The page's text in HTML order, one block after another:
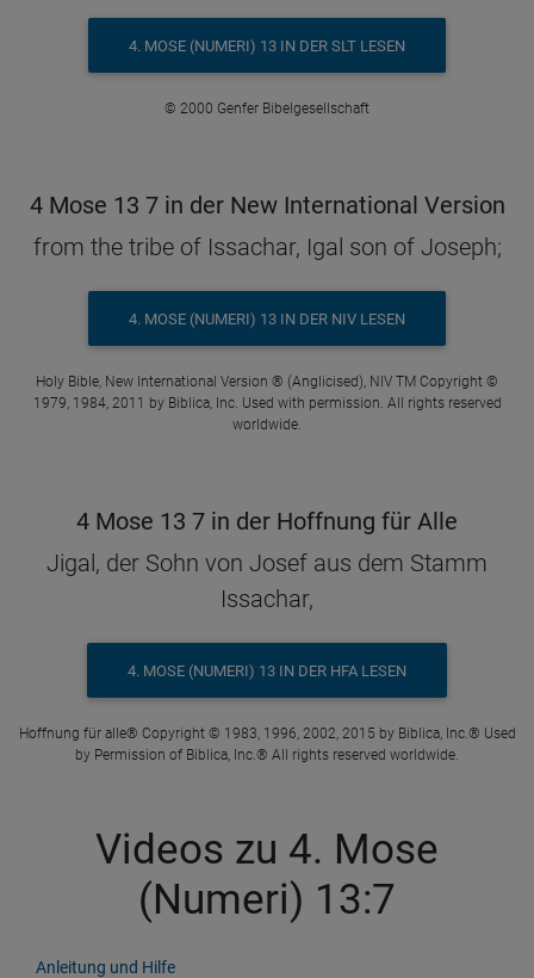
4. MOSE (NUMERI) 13 IN DER SLT LESEN
© 2000 Genfer Bibelgesellschaft
4 Mose 13 7 in der New International Version
from the tribe of Issachar, Igal son of Joseph;
4. MOSE (NUMERI) 13 IN DER NIV LESEN
Holy Bible, New International Version ® (Anglicised), NIV TM Copyright ©
1979, 1984, 2011 by Biblica, Inc. Used with permission. All rights reserved
worldwide.
4 Mose 13 7 in der Hoffnung für Alle
Jigal, der Sohn von Josef aus dem Stamm
Issachar,
4. MOSE (NUMERI) 13 IN DER HFA LESEN
Hoffnung für alle® Copyright © 1983, 1996, 2002, 2015 by Biblica, Inc.® Used
by Permission of Biblica, Inc.® All rights reserved worldwide.
Videos zu 4. Mose
(Numeri) 13:7
Anleitung und Hilfe